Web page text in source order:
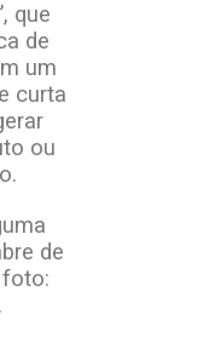
que
de
um
curta
ou
de